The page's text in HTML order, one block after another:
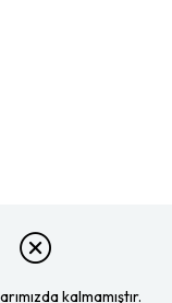
kalmamıştır.